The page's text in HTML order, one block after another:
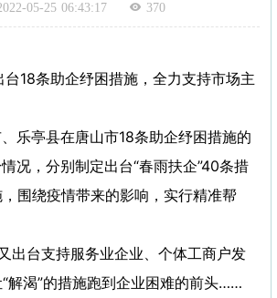
05-25 06:43:17 370
18条助企纾困措施，全力支持市场主
乐亭县在唐山市18条助企纾困措施的
况，分别制定出台“春雨扶企”40条措
围绕疫情带来的影响，实行精准帮
出台支持服务业企业、个体工商户发
解渴”的措施跑到企业困难的前头……